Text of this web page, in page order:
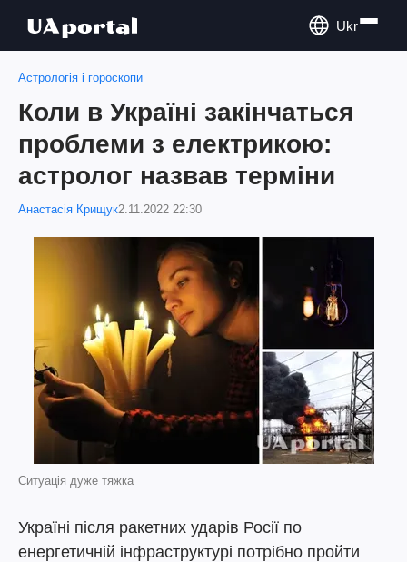
Ukr
Астрологія і гороскопи
Коли в Україні закінчаться
проблеми з електрикою:
астролог назвав терміни
Анастасія Крищук2.11.2022 22:30
Ситуація дуже тяжка
Україні після ракетних ударів Росії по
енергетичній інфраструктурі потрібно пройти